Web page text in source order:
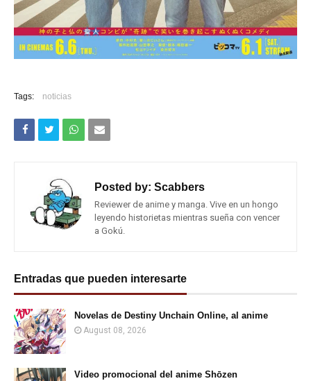
Tags: noticias
Posted by: Scabbers
Reviewer de anime y manga. Vive en un hongo
leyendo historietas mientras sueña con vencer
a Gokú.
Entradas que pueden interesarte
Novelas de Destiny Unchain Online, al anime
August 08, 2026
Video promocional del anime Shōzen